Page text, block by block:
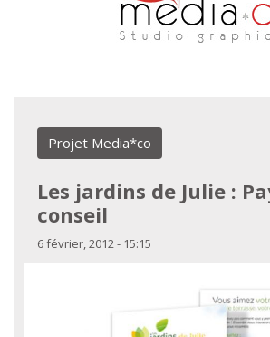
Aller au contenu principal
Projet Media*co
Les jardins de Julie :
conseil
6 février, 2012 - 15:15